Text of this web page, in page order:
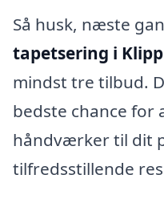
Så husk, næste
tapetsering i
mindst tre tilbud.
bedste chance for
håndværker til dit
tilfredsstillende